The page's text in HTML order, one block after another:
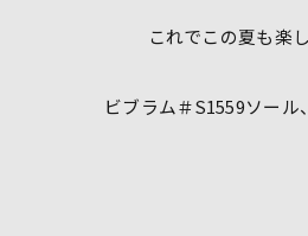
これでこの夏も楽
ビブラム＃S1559ソー